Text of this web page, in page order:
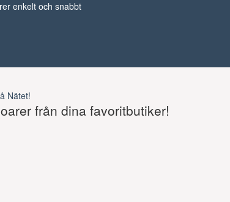
enkelt och snabbt
från dina favoritbutiker!